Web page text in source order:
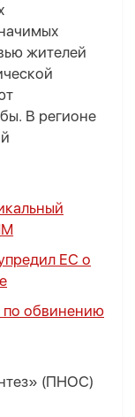
жителей
В регионе
ЕС о
по обвинению
(ПНОС)